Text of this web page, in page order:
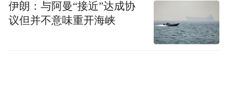
志愿者们通过各城市线下益市集、线上公益
直播等丰富多彩的活动，为“欣芽计划”筹集
伊朗：与阿曼“接近”达成协
议但并不意味重开海峡